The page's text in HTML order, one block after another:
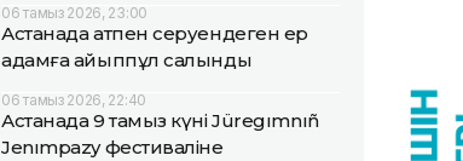
06 тамыз 2026, 23:00
Астанада атпен серуендеген ер
адамға айыппұл салынды
06 тамыз 2026, 22:40
Астанада 9 тамыз күні Jüregımnıñ
Jenımpazy фестиваліне